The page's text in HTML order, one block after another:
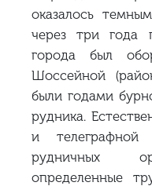
оказалось
через три года
города был
Шоссейной
были годами
рудника.
и
рудничных
определенные